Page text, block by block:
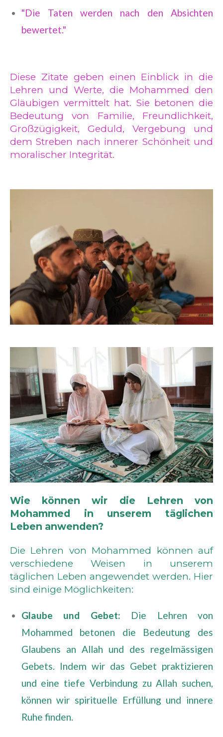
"Die Taten werden nach den Absichten
bewertet."
Diese Zitate geben einen Einblick in die
Lehren und Werte, die Mohammed den
Gläubigen vermittelt hat. Sie betonen die
Bedeutung von Familie, Freundlichkeit,
Großzügigkeit, Geduld, Vergebung und
dem Streben nach innerer Schönheit und
moralischer Integrität.
Wie können wir die Lehren von
Mohammed in unserem täglichen
Leben anwenden?
Die Lehren von Mohammed können auf
verschiedene Weisen in unserem
täglichen Leben angewendet werden. Hier
sind einige Möglichkeiten:
Glaube und Gebet: Die Lehren von
Mohammed betonen die Bedeutung des
Glaubens an Allah und des regelmässigen
Gebets. Indem wir das Gebet praktizieren
und eine tiefe Verbindung zu Allah suchen,
können wir spirituelle Erfüllung und innere
Ruhe finden.